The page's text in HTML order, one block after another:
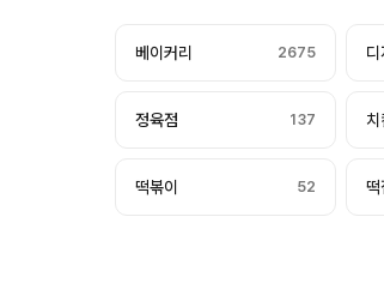
베이커리 2675 디
정육점 137 치
떡볶이 52 떡